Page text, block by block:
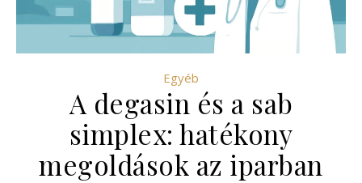
Egyéb
A degasin és a sab
simplex: hatékony
megoldások az iparban